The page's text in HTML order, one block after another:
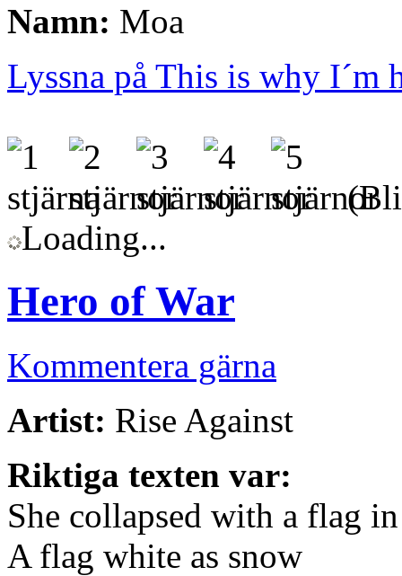
Namn: Moa
Lyssna på This is why I´m
(Bli
Loading...
Hero of War
Kommentera gärna
Artist: Rise Against
Riktiga texten var:
She collapsed with a flag
A flag white as snow